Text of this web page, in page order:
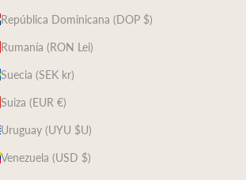
República Dominicana (DOP $)
Rumanía (RON Lei)
Suecia (SEK kr)
Suiza (EUR €)
Uruguay (UYU $U)
Venezuela (USD $)